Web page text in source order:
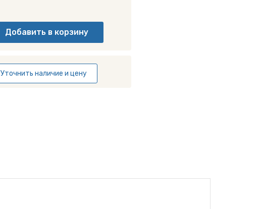
Уточнить наличие и цену